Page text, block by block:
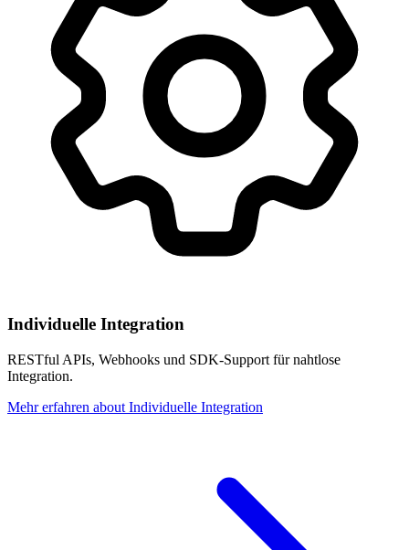
Individuelle Integration
RESTful APIs, Webhooks und SDK-Support für nahtlose
Integration.
Mehr erfahren about Individuelle Integration